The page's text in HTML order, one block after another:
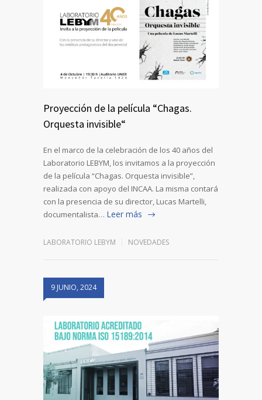
Proyección de la película “Chagas.
Orquesta invisible“
En el marco de la celebración de los 40 años del
Laboratorio LEBYM, los invitamos a la proyección
de la película “Chagas. Orquesta invisible”,
realizada con apoyo del INCAA. La misma contará
con la presencia de su director, Lucas Martelli,
documentalista… Leer más
LABORATORIO LEBYM NOVEDADES
9 JUNIO, 2024